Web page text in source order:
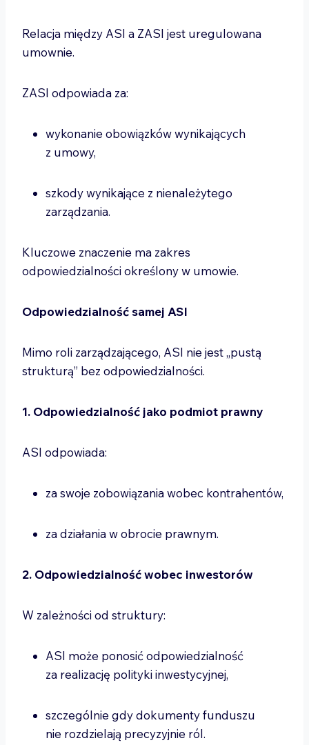
Relacja między ASI a ZASI jest uregulowana
umownie.
ZASI odpowiada za:
wykonanie obowiązków wynikających
z umowy,
szkody wynikające z nienależytego
zarządzania.
Kluczowe znaczenie ma zakres
odpowiedzialności określony w umowie.
Odpowiedzialność samej ASI
Mimo roli zarządzającego, ASI nie jest „pustą
strukturą” bez odpowiedzialności.
1. Odpowiedzialność jako podmiot prawny
ASI odpowiada:
za swoje zobowiązania wobec kontrahentów,
za działania w obrocie prawnym.
2. Odpowiedzialność wobec inwestorów
W zależności od struktury:
ASI może ponosić odpowiedzialność
za realizację polityki inwestycyjnej,
szczególnie gdy dokumenty funduszu
nie rozdzielają precyzyjnie ról.